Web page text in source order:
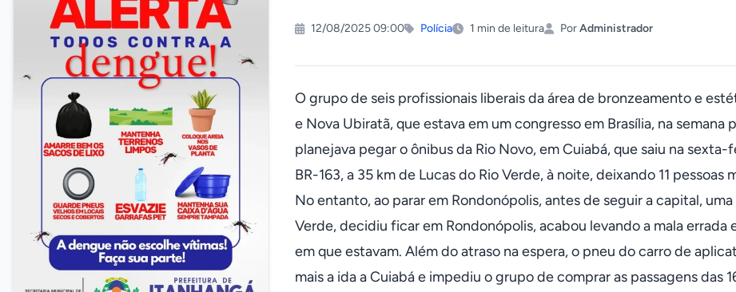
12/08/2025 09:00 Polícia 1 min de leitura PorAdministrador
O grupo de seis profissionais liberais da área de bronzeamento e
e Nova Ubiratã, que estava em um congresso em Brasília, na semana
planejava pegar o ônibus da Rio Novo, em Cuiabá, que saiu na
BR-163, a 35 km de Lucas do Rio Verde, à noite, deixando 11 pessoas
No entanto, ao parar em Rondonópolis, antes de seguir a capital,
Verde, decidiu ficar em Rondonópolis, acabou levando a mala
em que estavam. Além do atraso na espera, o pneu do carro de
mais a ida a Cuiabá e impediu o grupo de comprar as passagens das